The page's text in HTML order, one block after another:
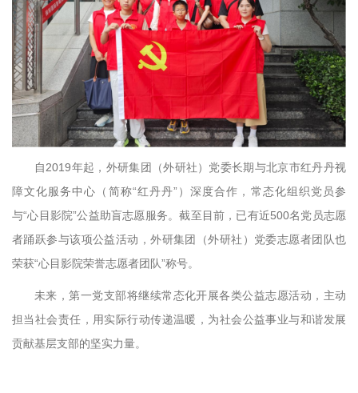
自2019年起，外研集团（外研社）党委长期与北京市红丹丹视
障文化服务中心（简称“红丹丹”）深度合作，常态化组织党员参
与“心目影院”公益助盲志愿服务。截至目前，已有近500名党员志愿
者踊跃参与该项公益活动，外研集团（外研社）党委志愿者团队也
荣获“心目影院荣誉志愿者团队”称号。
未来，第一党支部将继续常态化开展各类公益志愿活动，主动
担当社会责任，用实际行动传递温暖，为社会公益事业与和谐发展
贡献基层支部的坚实力量。